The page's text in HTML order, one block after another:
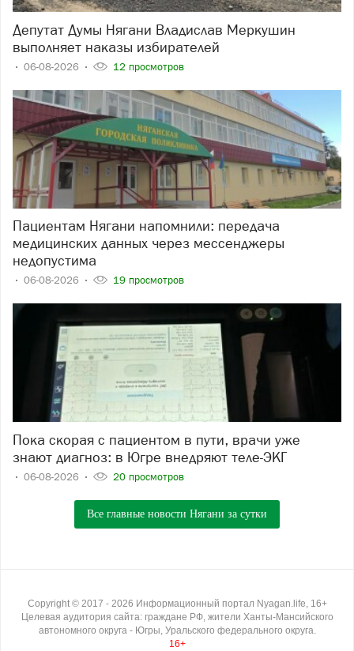
Депутат Думы Нягани Владислав Меркушин
выполняет наказы избирателей
06-08-2026 12 просмотров
Пациентам Нягани напомнили: передача
медицинских данных через мессенджеры
недопустима
06-08-2026 19 просмотров
Пока скорая с пациентом в пути, врачи уже
знают диагноз: в Югре внедряют теле-ЭКГ
06-08-2026 20 просмотров
Все главные новости Нягани за сутки
Copyright © 2017 - 2026 Информационный портал Nyagan.life, 16+
Целевая аудитория сайта: граждане РФ, жители Ханты-Мансийского
автономного округа - Югры, Уральского федерального округа.
16+